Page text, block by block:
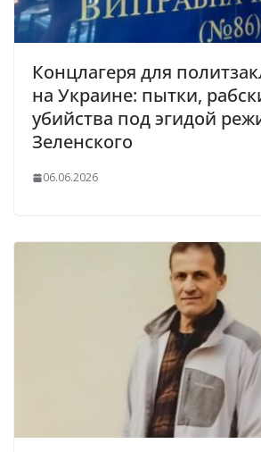
Концлагеря для
на Украине: пытки,
убийства под эгидой
Зеленского
06.06.2026